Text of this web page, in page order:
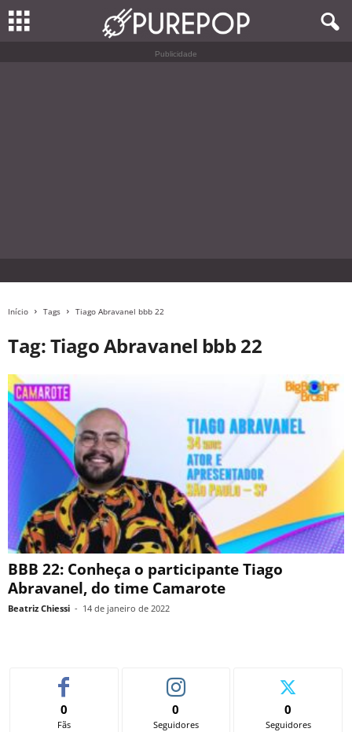
Publicidade
Início Tags Tiago Abravanel bbb 22
Tag: Tiago Abravanel bbb 22
BBB 22: Conheça o participante Tiago
Abravanel, do time Camarote
Beatriz Chiessi - 14 de janeiro de 2022
0
Fãs
0
Seguidores
0
Seguidores